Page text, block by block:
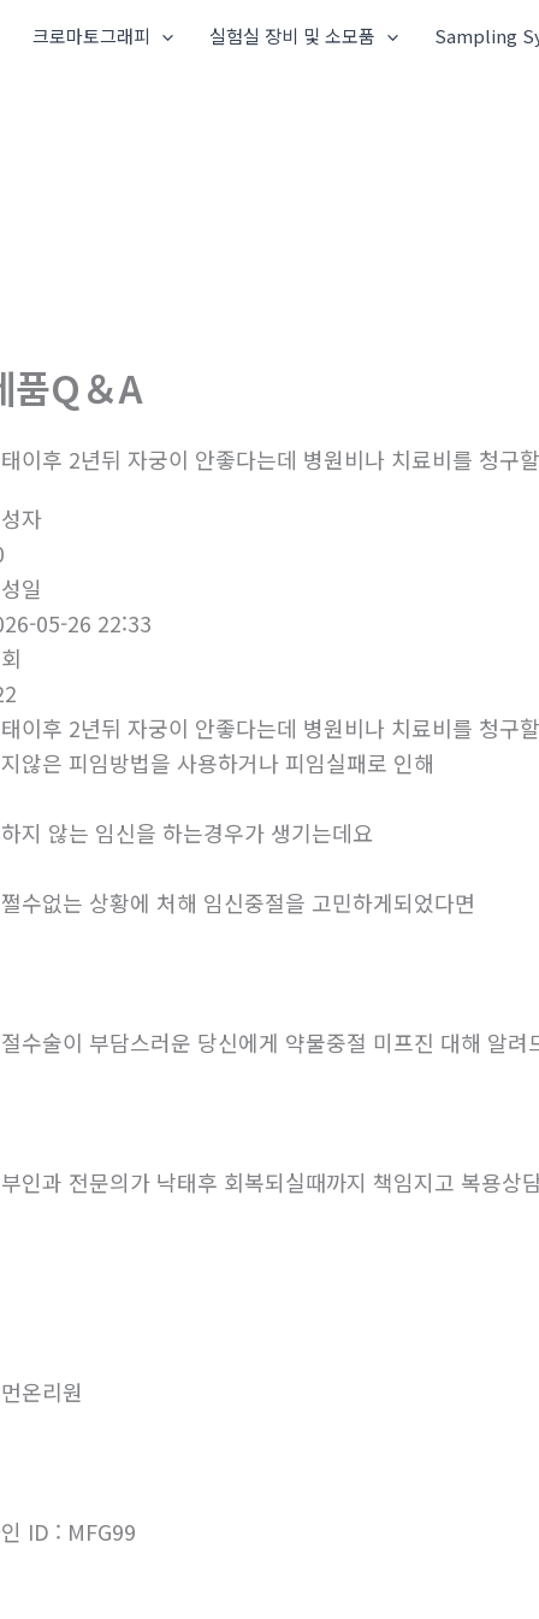
크로마토그래피 실험실 장비 및 소모품 Sampling
품Q＆A
이후 2년뒤 자궁이 안좋다는데 병원비나 치료비를 청구
자
일
05-26 22:33
이후 2년뒤 자궁이 안좋다는데 병원비나 치료비를 청구
않은 피임방법을 사용하거나 피임실패로 인해
지 않는 임신을 하는경우가 생기는데요
수없는 상황에 처해 임신중절을 고민하게되었다면
수술이 부담스러운 당신에게 약물중절 미프진 대해 알려
인과 전문의가 낙태후 회복되실때까지 책임지고 복용상
온리원
ID : MFG99